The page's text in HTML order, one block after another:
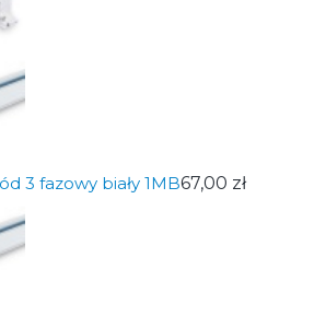
3 fazowy biały 1MB67,00 zł